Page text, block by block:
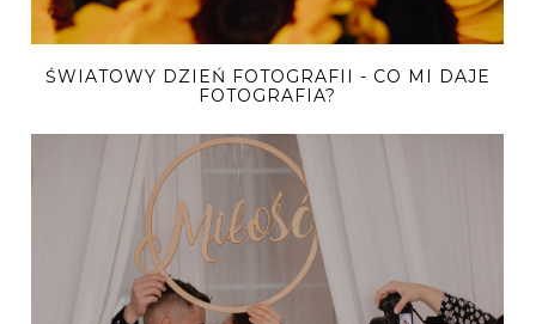
ŚWIATOWY DZIEŃ FOTOGRAFII - CO MI DAJE
FOTOGRAFIA?